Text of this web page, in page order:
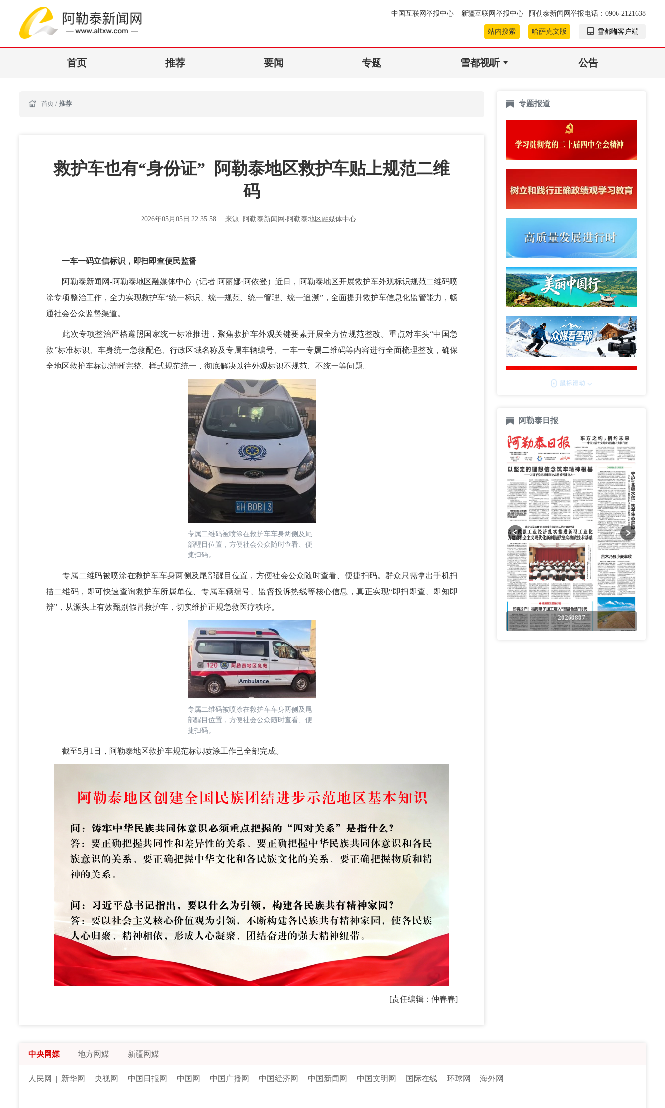
中国互联网举报中心 新疆互联网举报中心 阿勒泰新闻网举报电话：0906-2121638
站内搜索 哈萨克文版 雪都嘟客户端
首页 推荐 要闻 专题 雪都视听 公告
首页 / 推荐
救护车也有“身份证” 阿勒泰地区救护车贴上规范二维
码
2026年05月05日 22:35:58 来源: 阿勒泰新闻网-阿勒泰地区融媒体中心
一车一码立信标识，即扫即查便民监督
阿勒泰新闻网-阿勒泰地区融媒体中心（记者 阿丽娜·阿依登）近日，阿勒泰地区开展救护车外观标识规范二维码喷
涂专项整治工作，全力实现救护车“统一标识、统一规范、统一管理、统一追溯”，全面提升救护车信息化监管能力，畅
通社会公众监督渠道。
此次专项整治严格遵照国家统一标准推进，聚焦救护车外观关键要素开展全方位规范整改。重点对车头“中国急
救”标准标识、车身统一急救配色、行政区域名称及专属车辆编号、一车一专属二维码等内容进行全面梳理整改，确保
全地区救护车标识清晰完整、样式规范统一，彻底解决以往外观标识不规范、不统一等问题。
专属二维码被喷涂在救护车车身两侧及尾
部醒目位置，方便社会公众随时查看、便
捷扫码。
专属二维码被喷涂在救护车车身两侧及尾部醒目位置，方便社会公众随时查看、便捷扫码。群众只需拿出手机扫
描二维码，即可快速查询救护车所属单位、专属车辆编号、监督投诉热线等核心信息，真正实现“即扫即查、即知即
辨”，从源头上有效甄别假冒救护车，切实维护正规急救医疗秩序。
专属二维码被喷涂在救护车车身两侧及尾
部醒目位置，方便社会公众随时查看、便
捷扫码。
截至5月1日，阿勒泰地区救护车规范标识喷涂工作已全部完成。
[责任编辑：仲春春]
专题报道
阿勒泰日报
20260807
中央网媒 地方网媒 新疆网媒
人民网 | 新华网 |央视网 | 中国日报网 | 中国网 | 中国广播网 | 中国经济网 | 中国新闻网 | 中国文明网 | 国际在线 |环球网 |海外网